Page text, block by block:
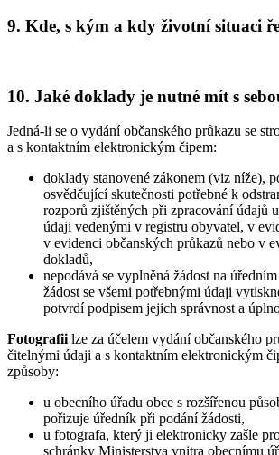
9. Kde, s kým a kdy životní situaci
10. Jaké doklady je nutné mít s
Jedná-li se o vydání občanského průkazu se
a s kontaktním elektronickým čipem:
doklady stanovené zákonem (viz níže),
osvědčující skutečnosti potřebné k
rozporů zjištěných při zpracování údajů
údaji vedenými v registru obyvatel, v
v evidenci občanských průkazů nebo v
dokladů,
nepodává se vyplněná žádost na
žádost se všemi potřebnými údaji
potvrdí podpisem jejich správnost a
Fotografii lze za účelem vydání občanského
čitelnými údaji a s kontaktním elektronickým
způsoby:
u obecního úřadu obce s rozšířenou
pořizuje úředník při podání žádosti,
u fotografa, který ji elektronicky zašle
schránky Ministerstva vnitra obecnímu